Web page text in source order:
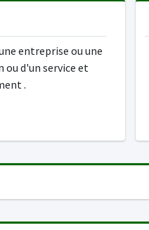
entreprise ou une
d'un service et
.